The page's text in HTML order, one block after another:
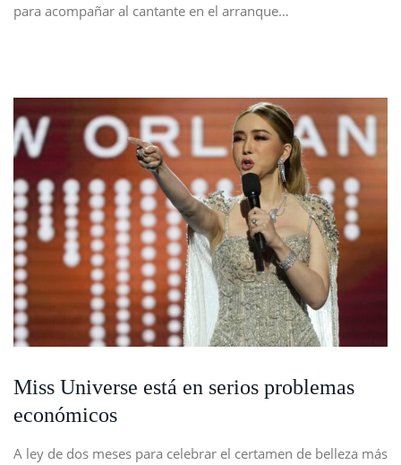
para acompañar al cantante en el arranque…
Miss Universe está en serios problemas
económicos
A ley de dos meses para celebrar el certamen de belleza más